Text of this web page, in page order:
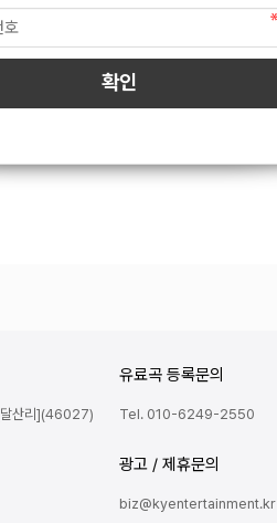
달산리](46027)
유료곡 등록문의
Tel. 010-6249-2550
광고 / 제휴문의
biz@kyentertainment.kr